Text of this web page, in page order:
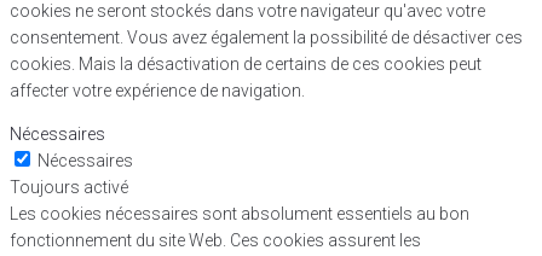
cookies ne seront stockés dans votre navigateur qu'avec votre
consentement. Vous avez également la possibilité de désactiver ces
cookies. Mais la désactivation de certains de ces cookies peut
affecter votre expérience de navigation.
Nécessaires
Nécessaires
Toujours activé
Les cookies nécessaires sont absolument essentiels au bon
fonctionnement du site Web. Ces cookies assurent les